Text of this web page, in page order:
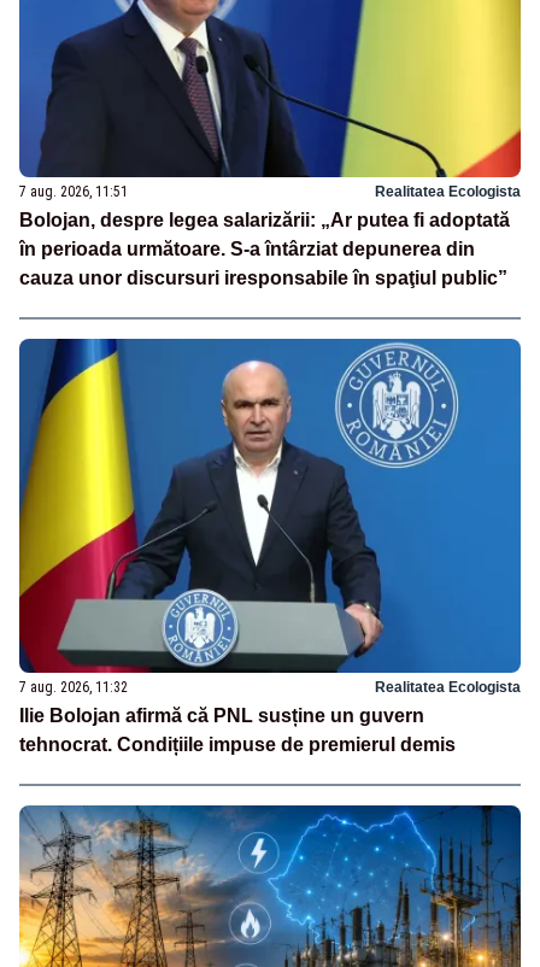
7 aug. 2026, 11:51 Realitatea Ecologista
Bolojan, despre legea salarizării: „Ar putea fi adoptată
în perioada următoare. S-a întârziat depunerea din
cauza unor discursuri iresponsabile în spaţiul public”
7 aug. 2026, 11:32 Realitatea Ecologista
Ilie Bolojan afirmă că PNL susține un guvern
tehnocrat. Condițiile impuse de premierul demis